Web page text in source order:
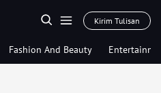
Kirim Tulisan
Fashion And Beauty